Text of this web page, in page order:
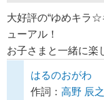
大好評の“ゆめキラ☆
ューアル！
お子さまと一緒に楽
はるのおがわ
作詞： 高野 辰之